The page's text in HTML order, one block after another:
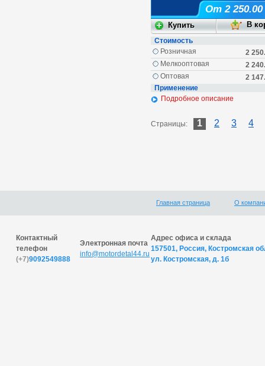
От 2 250.00
Стоимость
2
Розничная
2
Мелкооптовая
2
Оптовая
Применение
Подробное описание
Страницы: 1 2 3 4
Главная страница О
Контактный
телефон
(+7)9092549888
Электронная почта
info@motordetal44.ru
Адрес офиса и склада
157501, Россия, Костромская
ул. Костромская, д. 1б